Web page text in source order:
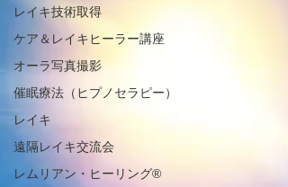
レイキ技術取得
ケア＆レイキヒーラー講座
オーラ写真撮影
催眠療法（ヒプノセラピー）
レイキ
遠隔レイキ交流会
レムリアン・ヒーリング®